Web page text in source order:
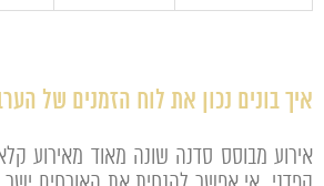
איך בונים נכון את לוח הזמנים של
אירוע מבוסס סדנה שונה מאוד מאירוע